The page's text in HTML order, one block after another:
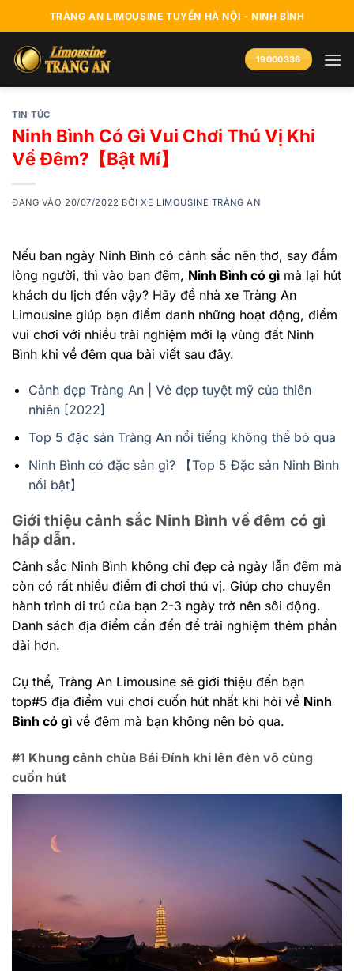
qua
nội
dung
TRÀNG AN LIMOUSINE TUYẾN HÀ NỘI - NINH BÌNH
19000336
TIN TỨC
Ninh Bình Có Gì Vui Chơi Thú Vị Khi
Về Đêm?【Bật Mí】
ĐĂNG VÀO 20/07/2022 BỞIXE LIMOUSINE TRÀNG AN
Nếu ban ngày Ninh Bình có cảnh sắc nên thơ, say đắm
lòng người, thì vào ban đêm, Ninh Bình có gì mà lại hút
khách du lịch đến vậy? Hãy để nhà xe Tràng An
Limousine giúp bạn điểm danh những hoạt động, điểm
vui chơi với nhiều trải nghiệm mới lạ vùng đất Ninh
Bình khi về đêm qua bài viết sau đây.
Cảnh đẹp Tràng An | Vẻ đẹp tuyệt mỹ của thiên
nhiên [2022]
Top 5 đặc sản Tràng An nổi tiếng không thể bỏ qua
Ninh Bình có đặc sản gì? 【Top 5 Đặc sản Ninh Bình
nổi bật】
Giới thiệu cảnh sắc Ninh Bình về đêm có gì
hấp dẫn.
Cảnh sắc Ninh Bình không chỉ đẹp cả ngày lẫn đêm mà
còn có rất nhiều điểm đi chơi thú vị. Giúp cho chuyến
hành trình di trú của bạn 2-3 ngày trở nên sôi động.
Danh sách địa điểm cần đến để trải nghiệm thêm phần
dài hơn.
Cụ thể, Tràng An Limousine sẽ giới thiệu đến bạn
top#5 địa điểm vui chơi cuốn hút nhất khi hỏi về Ninh
Bình có gì về đêm mà bạn không nên bỏ qua.
#1 Khung cảnh chùa Bái Đính khi lên đèn vô cùng
cuốn hút